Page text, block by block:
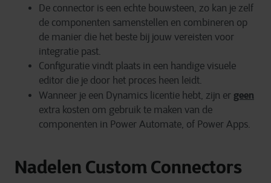
De connector is een echte bouwsteen, zo kan je zelf
de componenten samenstellen en combineren op
de manier die het beste bij jouw vereisten voor
integratie past.
Configuratie vindt plaats in een handige visuele
editor die je door het proces heen leidt.
Wanneer je een Dynamics licentie hebt, zijn er geen
extra kosten om gebruik te maken van de
componenten in Power Automate, of Power Apps.
Nadelen Custom Connectors